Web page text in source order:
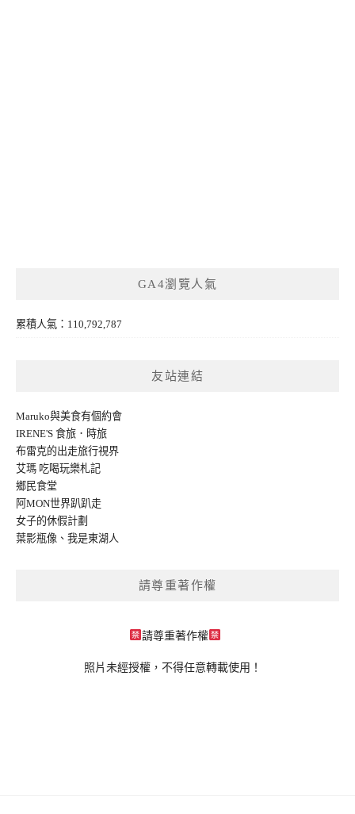
GA4瀏覽人氣
累積人氣：110,792,787
友站連結
Maruko與美食有個約會
IRENE'S 食旅．時旅
布雷克的出走旅行視界
艾瑪 吃喝玩樂札記
鄉民食堂
阿MON世界趴趴走
女子的休假計劃
葉影瓶像 、 我是東湖人
請尊重著作權
請尊重著作權
照片未經授權，不得任意轉載使用！